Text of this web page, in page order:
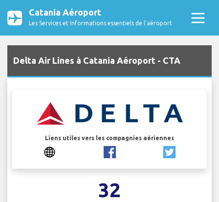
Catania Aéroport
Les Services et Informations essentiels de l’aéroport
Delta Air Lines à Catania Aéroport - CTA
Liens utiles vers les compagnies aériennes
32